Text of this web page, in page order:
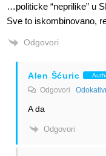
…politicke “neprilike” u
Sve to iskombinovano,
Odgovori
Alen Šćuric
Odgovori
A da
Odgovori